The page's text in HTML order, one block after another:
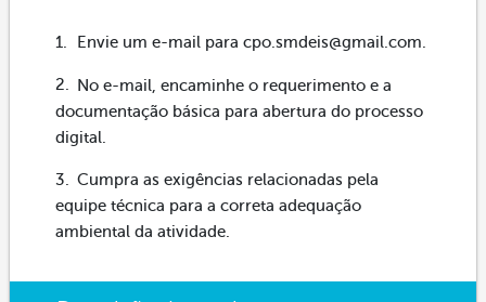
Envie um e-mail para cpo.smdeis@gmail.com.
No e-mail, encaminhe o requerimento e a
documentação básica para abertura do processo
digital.
Cumpra as exigências relacionadas pela
equipe técnica para a correta adequação
ambiental da atividade.